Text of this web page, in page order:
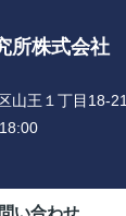
所株式会社
山王１丁目18-21
い合わせ